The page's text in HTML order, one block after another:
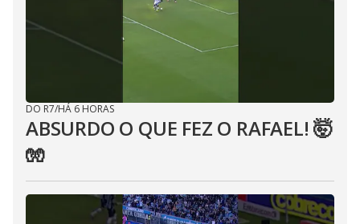
DO R7/HÁ 6 HORAS
ABSURDO O QUE FEZ O RAFAEL! 🤯
🧤